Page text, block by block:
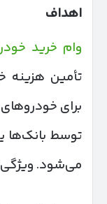
اهداف
وام خرید
تأمین هزینه
برای
توسط بانک‌ها
می‌شود.